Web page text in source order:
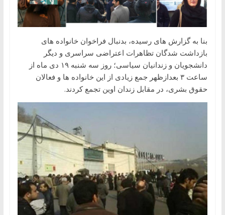
بنا به گزارش های رسیده، بدنبال فراخوان خانواده های
بازداشت شدگان تظاهرات اعتراضی سراسری و دیگر
دانشجویان و زندانیان سیاسی؛ روز سه شنبه ۱۹ دی ماه از
ساعت ۳ بعدازظهر جمع زیادی از این خانواده ها و فعالان
حقوق بشری، در مقابل زندان اوین تجمع کردند.